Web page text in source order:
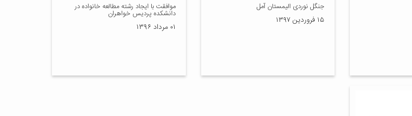
جنگل نوردی الیمستان آمل
۱۵ فروردین ۱۳۹۷
موافقت با ایجاد رشته مطالعه خانواده در
دانشکده پردیس خواهران
۰۱ مرداد ۱۳۹۶